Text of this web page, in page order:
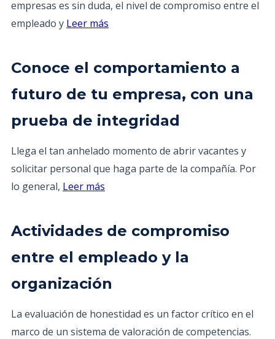
empresas es sin duda, el nivel de compromiso entre el
empleado y Leer más
Conoce el comportamiento a
futuro de tu empresa, con una
prueba de integridad
Llega el tan anhelado momento de abrir vacantes y
solicitar personal que haga parte de la compañía. Por
lo general, Leer más
Actividades de compromiso
entre el empleado y la
organización
La evaluación de honestidad es un factor crítico en el
marco de un sistema de valoración de competencias.